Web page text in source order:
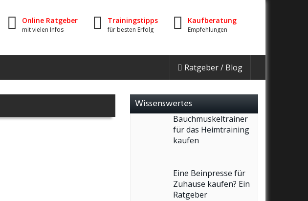
Online Ratgeber
mit vielen Infos
Trainingstipps
für besten Erfolg
Kaufberatung
Empfehlungen
Ratgeber / Blog
Wissenswertes
Bauchmuskeltrainer
für das Heimtraining
kaufen
Eine Beinpresse für
Zuhause kaufen? Ein
Ratgeber